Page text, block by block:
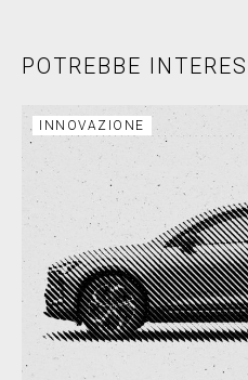
POTREBBE
INNOVAZIONE